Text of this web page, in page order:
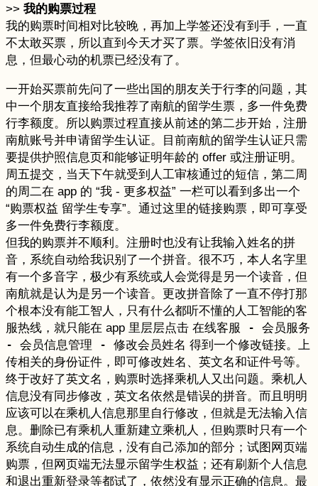
>> 我的购票过程
我的购票时间相对比较晚，再加上学签还没有到手，一直
不太敢买票，所以直到今天才买了票。学签依旧没有消
息，但最心动的机票已经没有了。
一开始买票前先问了一些出国的朋友关于行李的问题，其
中一个朋友直接给我推荐了南航的留学生票，多一件免费
行李额度。所以购票过程直接从前述的第二步开始，注册
南航账号并申请留学生认证。目前南航的留学生认证只需
要提供护照信息页和能够证明年龄的 offer 或注册证明。
周五提交，当天下午就受到人工审核通过的短信，第二周
的周二在 app 的 “我 - 更多权益” 一栏可以看到多出一个
“购票权益 留学生专享”。通过这里的链接购票，即可享受
多一件免费行李额度。
但我的购票并不顺利。注册时也没有让我输入姓名的拼
音，系统自动给我识别了一个拼音。很不巧，本人名字里
有一个多音字，极少有系统或人会觉得是另一个读音，但
南航就是认为是另一个读音。更改拼音除了一直不停打那
个根本没有能工智人，只有什么都听不懂的人工智能的客
服热线，就只能在 app 里层层点击 在线客服 - 会员服务
- 会员信息管理 - 修改会员姓名 得到一个修改链接。上
传相关的身份证件，即可修改姓名、英文名和证件号等。
终于改好了英文名，购票时选择乘机人又出问题。乘机人
信息没有同步修改，英文名依然是错误的拼音。而且明明
应该可以在乘机人信息那里自行修改，但就是无法输入信
息。删除已有乘机人重新建立乘机人，但购票时只有一个
系统自动生成的信息，没有自己添加的部分；试图网页端
购票，但网页端无法显示留学生权益；还有刷新个人信息
和退出重新登录等都试了，依然没有显示正确的信息。最